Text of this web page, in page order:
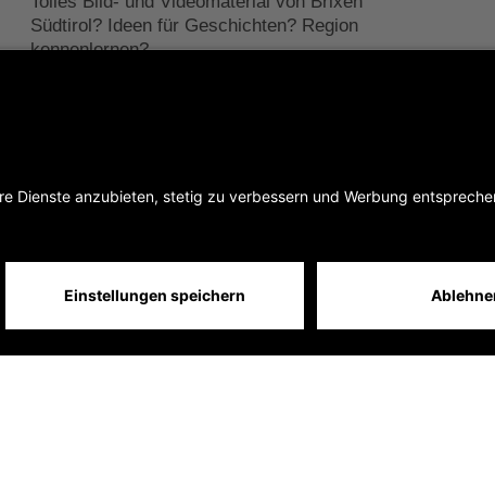
Südtirol? Ideen für Geschichten? Region
kennenlernen?